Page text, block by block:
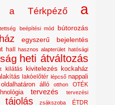
a Térkpéző
a
beépítési mód bútorozás
egyszerű bejelentés
hall hasznos alapterület hatósági
heti átváltozás
kilátás kivitelezés kockaház
lakóelőtér lépcső nappali
oldalhatáron álló otthon OTÉK
tervezés
tervezési
tájolás zsákszoba ÉTDR